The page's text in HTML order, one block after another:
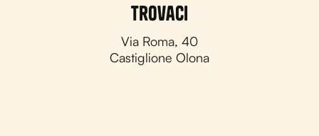
Trovaci
Via Roma, 40
Castiglione Olona